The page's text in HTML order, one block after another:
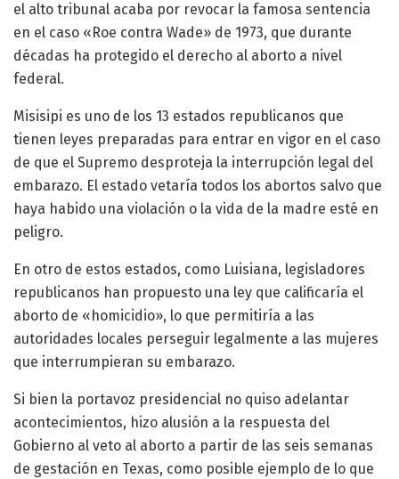
el alto tribunal acaba por revocar la famosa sentencia
en el caso «Roe contra Wade» de 1973, que durante
décadas ha protegido el derecho al aborto a nivel
federal.
Misisipi es uno de los 13 estados republicanos que
tienen leyes preparadas para entrar en vigor en el caso
de que el Supremo desproteja la interrupción legal del
embarazo. El estado vetaría todos los abortos salvo que
haya habido una violación o la vida de la madre esté en
peligro.
En otro de estos estados, como Luisiana, legisladores
republicanos han propuesto una ley que calificaría el
aborto de «homicidio», lo que permitiría a las
autoridades locales perseguir legalmente a las mujeres
que interrumpieran su embarazo.
Si bien la portavoz presidencial no quiso adelantar
acontecimientos, hizo alusión a la respuesta del
Gobierno al veto al aborto a partir de las seis semanas
de gestación en Texas, como posible ejemplo de lo que